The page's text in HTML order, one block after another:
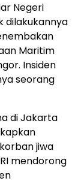
Negeri
dilakukannya
Maritim
Insiden
seorang
di Jakarta
jiwa
mendorong